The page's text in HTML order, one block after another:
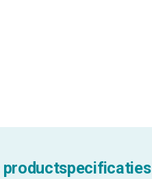
productspecificaties